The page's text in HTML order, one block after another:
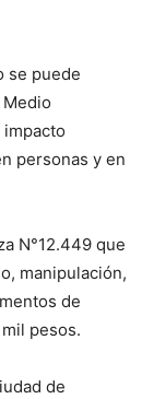
se puede
personas y en
N°12.449 que
manipulación,
de
pesos.
de